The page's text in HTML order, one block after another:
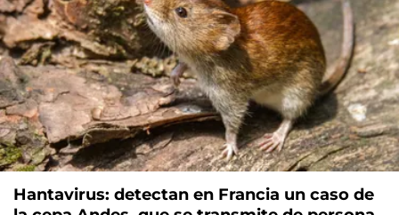
Hantavirus: detectan en Francia un caso de